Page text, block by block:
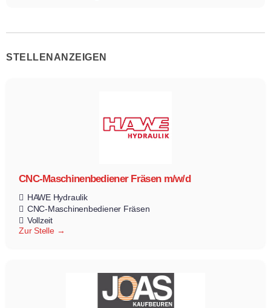
STELLENANZEIGEN
CNC-Maschinenbediener Fräsen m/w/d
HAWE Hydraulik
CNC-Maschinenbediener Fräsen
Vollzeit
Zur Stelle